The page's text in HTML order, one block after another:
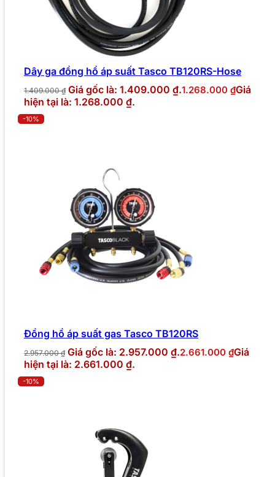
Dây ga đồng hồ áp suất Tasco TB120RS-Hose
1.409.000₫ Giá gốc là: 1.409.000 ₫.1.268.000 ₫Giá
hiện tại là: 1.268.000 ₫.
-10%
Đồng hồ áp suất gas Tasco TB120RS
2.957.000₫ Giá gốc là: 2.957.000 ₫.2.661.000 ₫Giá
hiện tại là: 2.661.000 ₫.
-10%